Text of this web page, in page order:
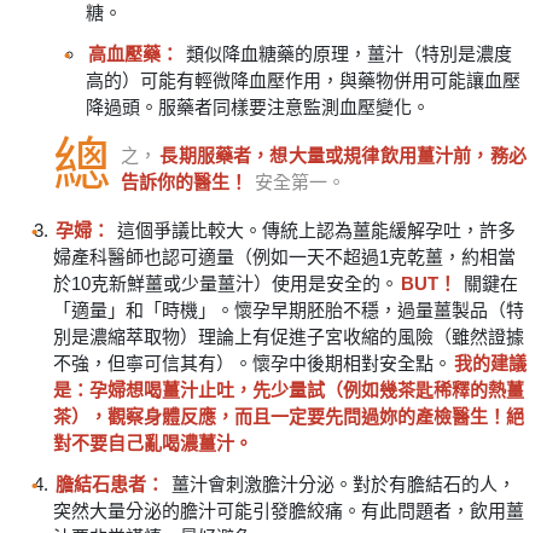
糖。
高血壓藥：
類似降血糖藥的原理，薑汁（特別是濃度
高的）可能有輕微降血壓作用，與藥物併用可能讓血壓
降過頭。服藥者同樣要注意監測血壓變化。
總 之， 長期服藥者，想大量或規律飲用薑汁前，務必
告訴你的醫生！
安全第一。
孕婦：
這個爭議比較大。傳統上認為薑能緩解孕吐，許多
婦產科醫師也認可適量（例如一天不超過1克乾薑，約相當
於10克新鮮薑或少量薑汁）使用是安全的。 BUT！
關鍵在
「適量」和「時機」。懷孕早期胚胎不穩，過量薑製品（特
別是濃縮萃取物）理論上有促進子宮收縮的風險（雖然證據
不強，但寧可信其有）。懷孕中後期相對安全點。 我的建議
是：孕婦想喝薑汁止吐，先少量試（例如幾茶匙稀釋的熱薑
茶），觀察身體反應，而且一定要先問過妳的產檢醫生！絕
對不要自己亂喝濃薑汁。
膽結石患者：
薑汁會刺激膽汁分泌。對於有膽結石的人，
突然大量分泌的膽汁可能引發膽絞痛。有此問題者，飲用薑